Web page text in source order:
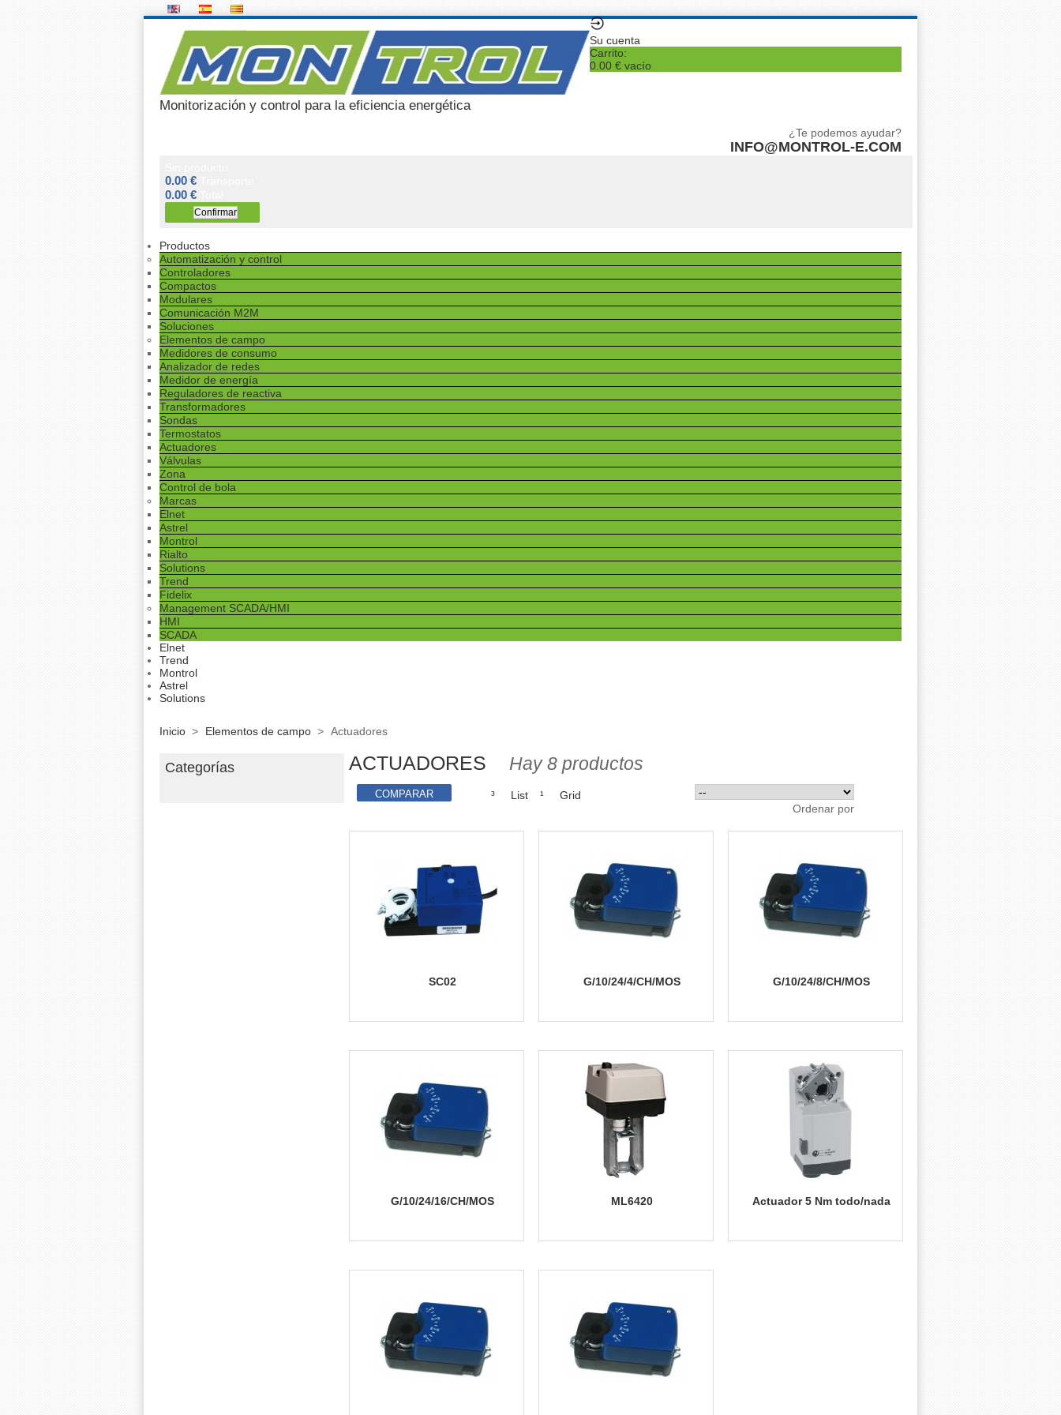
Monitorización y control para la eficiencia energética
Su cuenta
Carrito:
0.00 € vacío
¿Te podemos ayudar?
INFO@MONTROL-E.COM
0.00 €
0.00 €
Productos
Automatización y control
Controladores
Compactos
Modulares
Comunicación M2M
Soluciones
Elementos de campo
Medidores de consumo
Analizador de redes
Medidor de energía
Reguladores de reactiva
Transformadores
Sondas
Termostatos
Actuadores
Válvulas
Zona
Control de bola
Marcas
Elnet
Astrel
Montrol
Rialto
Solutions
Trend
Fidelix
Management SCADA/HMI
HMI
SCADA
Elnet
Trend
Montrol
Astrel
Solutions
Inicio > Elementos de campo > Actuadores
Categorías ACTUADORES Hay 8 productos
³ List ¹
Grid
Ordenar por
SC02 G/10/24/4/CH/MOS G/10/24/8/CH/MOS
G/10/24/16/CH/MOS ML6420 Actuador 5 Nm todo/nada